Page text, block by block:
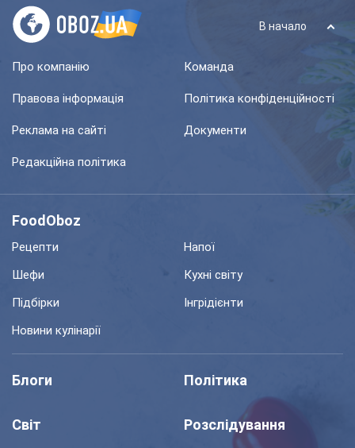
В начало
Про компанію Команда
Правова інформація Політика конфіденційності
Реклама на сайті Документи
Редакційна політика
FoodOboz
Рецепти
Напої
Шефи
Кухні світу
Підбірки
Інгрідієнти
Новини кулінарії
Блоги Політика
Світ Розслідування